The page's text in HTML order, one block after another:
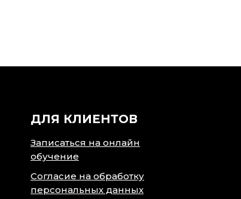
ДЛЯ КЛИЕНТОВ
Записаться на онлайн
обучение
Согласие на обработку
персональных данных